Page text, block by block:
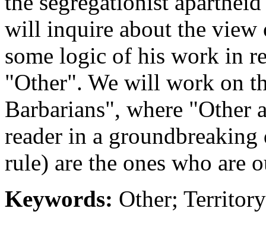
will inquire about the
some logic of his work in
"Other". We will work on
Barbarians", where "Other
reader in a
rule) are the ones who are
Keywords: Other;